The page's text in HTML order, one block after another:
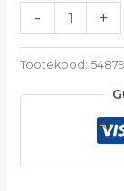
- +
Tootekood: 54879